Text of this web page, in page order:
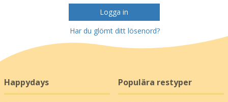
Logga in
Har du glömt ditt lösenord?
Happydays Populära restyper